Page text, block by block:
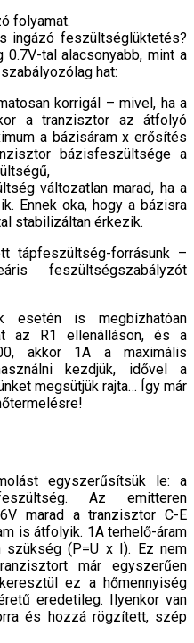
folyamat.
ingázó feszültséglüktetés?
tal alacsonyabb, mint a
hat:
korrigál – mivel, ha a
a tranzisztor az átfolyó
a bázisáram x erősítés
bázisfeszültsége a
változatlan marad, ha a
Ennek oka, hogy a bázisra
stabilizáltan érkezik.
tápfeszültség-forrásunk –
feszültségszabályzót
esetén is megbízhatóan
az R1 ellenálláson, és a
akkor 1A a maximális
kezdjük, idővel a
megsütjük rajta… Így már
egyszerűsítsük le: a
Az emitteren
marad a tranzisztor C-E
is átfolyik. 1A terhelő-áram
szükség (P=U x I). Ez nem
már egyszerűen
ez a hőmennyiség
eredetileg. Ilyenkor van
és hozzá rögzített, szép